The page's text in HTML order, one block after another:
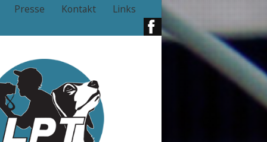
Presse Kontakt Links